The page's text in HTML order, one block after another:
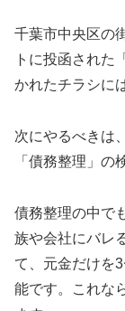
千葉市中央区の
トに投函された
かれたチラシに
次にやるべきは
「債務整理」の
債務整理の中で
族や会社にバレ
て、元金だけを
能です。これな